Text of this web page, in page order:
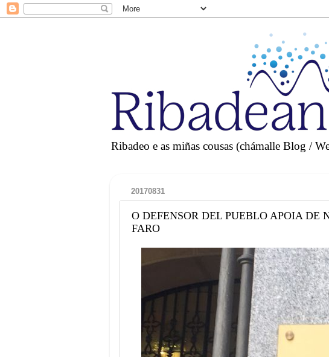
Ribadeo e as miñas cousas (chámalle Blog /
20170831
O DEFENSOR DEL PUEBLO APOIA DE
FARO